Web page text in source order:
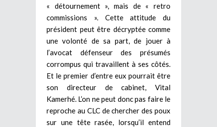
« détournement », mais de « retro
commissions ». Cette attitude du
président peut être décryptée comme
une volonté de sa part, de jouer à
l’avocat défenseur des présumés
corrompus qui travaillent à ses côtés.
Et le premier d’entre eux pourrait être
son directeur de cabinet, Vital
Kamerhé. L’on ne peut donc pas faire le
reproche au CLC de chercher des poux
sur une tête rasée, lorsqu’il entend